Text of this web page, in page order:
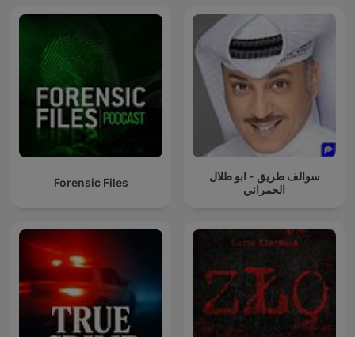
Forensic Files
سوالف طريق - ابو طلال
الحمراني